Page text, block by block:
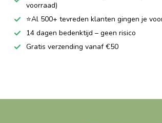
voorraad)
⭐Al 500+ tevreden klanten gingen je
14 dagen bedenktijd – geen risico
Gratis verzending vanaf €50